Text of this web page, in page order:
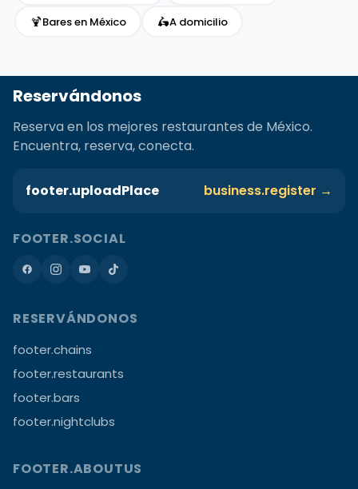
🍹Bares en México 🛵A domicilio
Reservándonos
Reserva en los mejores restaurantes de México.
Encuentra, reserva, conecta.
footer.uploadPlace business.register →
FOOTER.SOCIAL
RESERVÁNDONOS
footer.chains
footer.restaurants
footer.bars
footer.nightclubs
FOOTER.ABOUTUS